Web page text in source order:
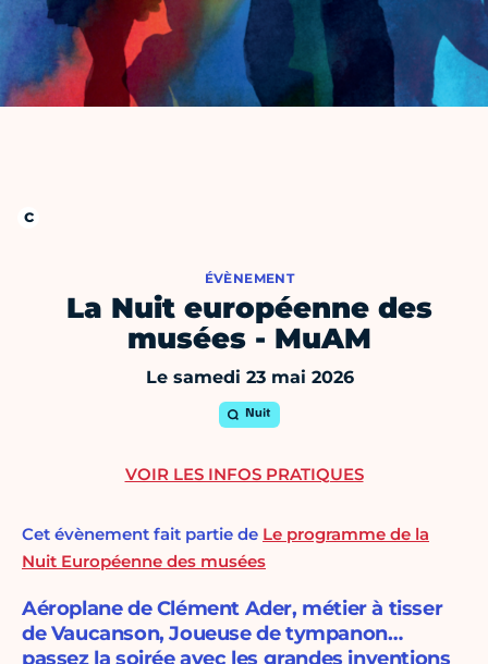
ÉVÈNEMENT
La Nuit européenne des
musées - MuAM
Le samedi 23 mai 2026
Nuit
Cet évènement fait partie de Le programme de la
Nuit Européenne des musées
Aéroplane de Clément Ader, métier à tisser
de Vaucanson, Joueuse de tympanon…
passez la soirée avec les grandes inventions
VOIR LES INFOS PRATIQUES